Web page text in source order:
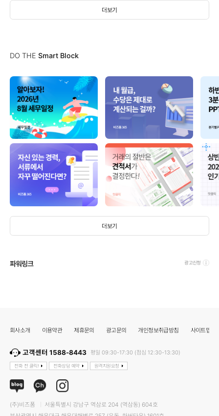
더보기
DO THE Smart Block
더보기
파워링크 광고신청
회사소개 이용약관 제휴문의 광고문의 개인정보취급방침 사이트맵
고객센터 1588-8443 평일 09:30-17:30 (점심 12:30-13:30)
전화 전 클릭! 전화상담 예약 원격지원요청
(주)비즈폼
서울특별시 강남구 역삼로 204 (역삼동) 604호